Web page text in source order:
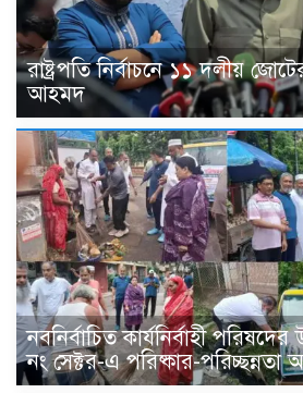
রাষ্ট্রপতি নির্বাচনে ১১ দলীয়
আহমদ
নবনির্বাচিত কার্যনির্বাহী
নং সেক্টর-এ পরিষ্কার-পরিচ্ছন্নতা